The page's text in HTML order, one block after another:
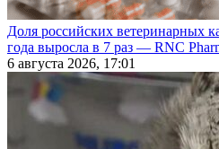
Доля российских ветеринарных
года выросла в 7 раз — RNC
6 августа 2026, 17:01